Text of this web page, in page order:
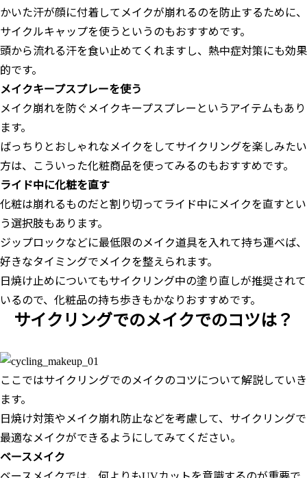
かいた汗が顔に付着してメイクが崩れるのを防止するために、
サイクルキャップを使うというのもおすすめです。
頭から流れる汗を食い止めてくれますし、熱中症対策にも効果
的です。
メイクキープスプレーを使う
メイク崩れを防ぐメイクキープスプレーというアイテムもあり
ます。
ばっちりとおしゃれなメイクをしてサイクリングを楽しみたい
方は、こういった化粧商品を使ってみるのもおすすめです。
ライド中に化粧を直す
化粧は崩れるものだと割り切ってライド中にメイクを直すとい
う選択肢もあります。
ジップロックなどに最低限のメイク道具を入れて持ち運べば、
好きなタイミングでメイクを整えられます。
日焼け止めについてもサイクリング中の塗り直しが推奨されて
いるので、化粧品の持ち歩きもかなりおすすめです。
サイクリングでのメイクでのコツは？
ここではサイクリングでのメイクのコツについて解説していき
ます。
日焼け対策やメイク崩れ防止などを考慮して、サイクリングで
最適なメイクができるようにしてみてください。
ベースメイク